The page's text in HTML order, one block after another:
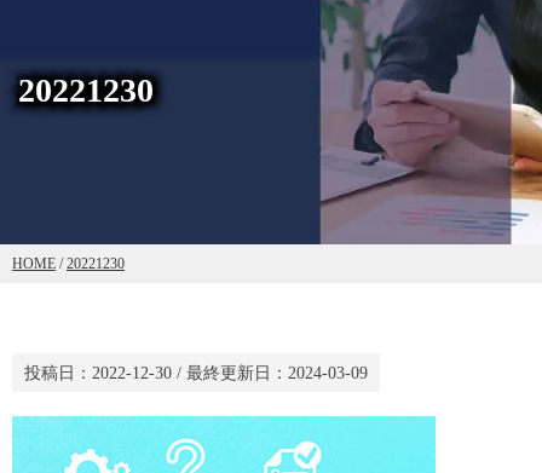
20221230
HOME /20221230
投稿日： 2022-12-30 / 最終更新日： 2024-03-09